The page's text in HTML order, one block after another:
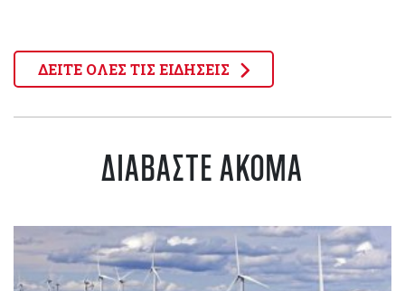
ΔΕΙΤΕ ΟΛΕΣ ΤΙΣ ΕΙΔΗΣΕΙΣ
ΔΙΑΒΑΣΤΕ ΑΚΟΜΑ